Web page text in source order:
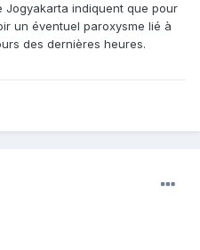
indiquent que pour
un éventuel paroxysme lié à
des dernières heures.